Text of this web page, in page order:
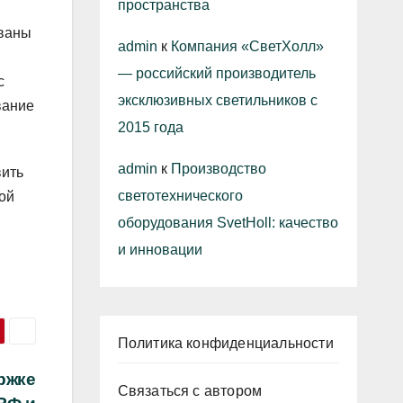
пространства
admin к Компания «СветХолл»
— российский производитель
эксклюзивных светильников с
2015 года
admin к Производство
светотехнического
оборудования SvetHoll: качество
и инновации
Политика конфиденциальности
Связаться с автором